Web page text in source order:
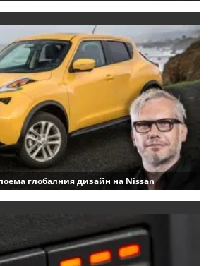
глобалния дизайн на Nissan